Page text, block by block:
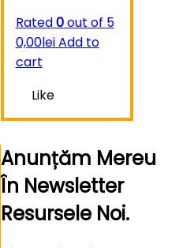
Rated0out of 5
0,00leiAdd to
cart
Like
Anunțăm Mereu
În Newsletter
Resursele Noi.